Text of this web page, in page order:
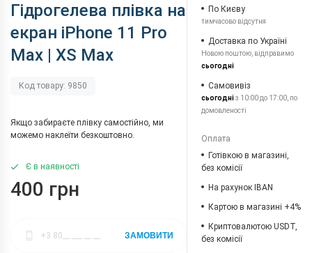
Гідрогелева плівка на
екран iPhone 11 Pro
Max | XS Max
Код товару: 9850
Якщо забираєте плівку самостійно, ми
можемо наклеїти безкоштовно.
Є в наявності
400 грн
ЗАМОВИТИ
По Києву
тимчасово відсутня
Доставка по Україні
Новою поштою, відправимо
сьогодні
Самовивіз
сьогодніз 10:00 до 17:00, по
домовленості
Оплата
Готівкою в магазині,
без комісії
На рахунок IBAN
Картою в магазині +4%
Криптовалютою USDT,
без комісії